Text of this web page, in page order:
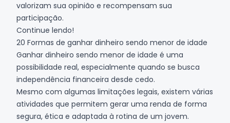
valorizam sua opinião e recompensam sua
participação.
Continue lendo!
20 Formas de ganhar dinheiro sendo menor de idade
Ganhar dinheiro sendo menor de idade é uma
possibilidade real, especialmente quando se busca
independência financeira desde cedo.
Mesmo com algumas limitações legais, existem várias
atividades que permitem gerar uma renda de forma
segura, ética e adaptada à rotina de um jovem.